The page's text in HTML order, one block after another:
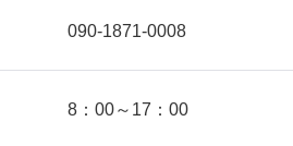
090-1871-0008
8：00～17：00